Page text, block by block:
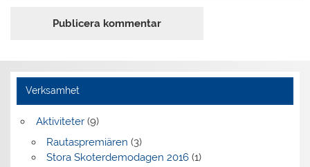
Verksamhet
Aktiviteter(9)
Rautaspremiären (3)
Stora Skoterdemodagen 2016(1)